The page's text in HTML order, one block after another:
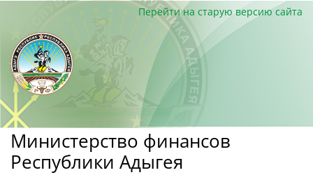
Министерство финансов
Республики Адыгея
Перейти на старую версию сайта